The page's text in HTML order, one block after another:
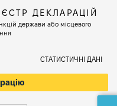
ДЕКЛАРАЦІЙ
держави або місцевого
СТАТИСТИЧНІ ДАНІ